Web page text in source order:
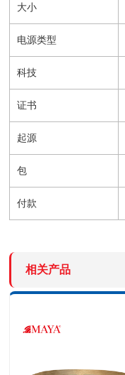
大小
电源类型
科技
证书
起源
包
付款
相关产品